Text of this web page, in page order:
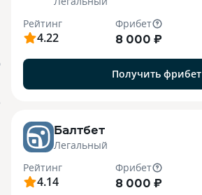
Рейтинг
4.22
Фрибет
8 000 ₽
Получить фрибет
Балтбет
Легальный
Рейтинг
4.14
Фрибет
8 000 ₽